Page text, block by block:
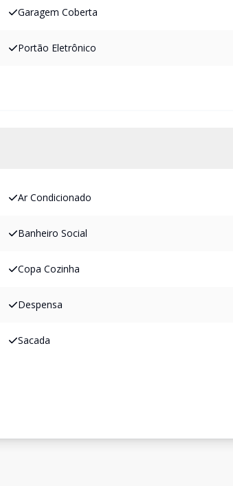
Garagem Coberta
Portão Eletrônico
Ar Condicionado
Banheiro Social
Copa Cozinha
Despensa
Sacada